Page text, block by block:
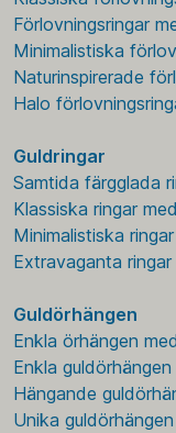
Förlovningsringar
Minimalistiska
Naturinspirerade
Halo
Guldringar
Samtida färgglada
Klassiska ringar
Minimalistiska ringar
Extravaganta ringar
Guldörhängen
Enkla örhängen
Enkla guldörhängen
Hängande
Unika guldörhängen